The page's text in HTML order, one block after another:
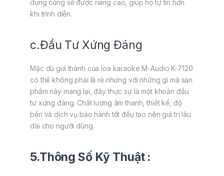
dụng cũng sẽ được nâng cao, giúp họ tự tin hơn
khi trình diễn.
c.Đầu Tư Xứng Đáng
Mặc dù giá thành của loa karaoke M-Audio K-7120
có thể không phải là rẻ nhưng với những gì mà sản
phẩm này mang lại, đây thực sự là một khoản đầu
tư xứng đáng. Chất lượng âm thanh, thiết kế, độ
bền và dịch vụ bảo hành tốt đều tạo nên giá trị lâu
dài cho người dùng.
5.Thông Số Kỹ Thuật :